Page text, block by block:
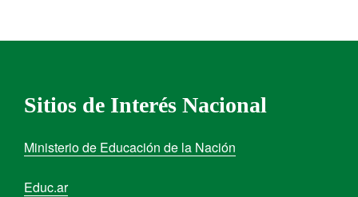
Sitios de Interés Nacional
Ministerio de Educación de la Nación
Educ.ar